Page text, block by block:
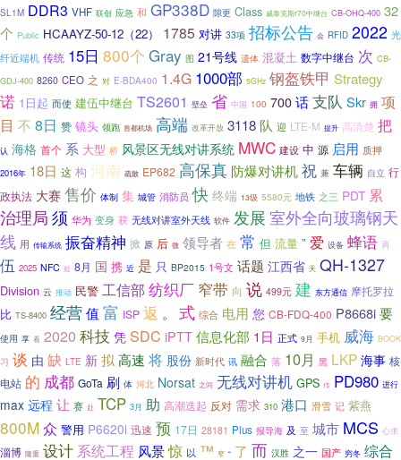
SL1M DDR3 VHF 联创 应急 和 GP338D 隙更 Class 威泰克斯r70中继台 CB-OHQ-400 32
个 Public HCAAYZ-50-12（22） 1785 对讲 33项 招标公告 会 RFID 2022 光
纤近端机 传统 15日 800个 Gray 图 21号线 遗体 混凝土 数字中继台 次 CB-
GDJ-400 8260 CEO 之 对 E-BDA400 1.4G 1000部 5GHz 钢盔铁甲 Strategy
诺 1日起 而使 建伍中继台 TS2601 壁垒 省 中国 100 700 话支队 Skr 拥 项
目 不 8日 赞 镜头 领跑 首都机场 高端 改革开放 3118 队 迎 LTE-M 提升 高清楚 把
认 海格 首个 系 大型 桥 风景区无线对讲系统 MWC 建设 中 源 启用 质押
2016年 18日 这 构 河南 疏散 EP682 高保真 防爆对讲机祝 兼 车辆 自立 行
政执法 大赛 售价 体制 集 城管 消防员 快 终端 13级 5580元 地铁 之三 PDT 累
治理局 须 华为 变身 获 无线对讲室外天线 软件 发展 室外全向玻璃钢天
线 用 传输系统 振奋精神 掀 原 后 微 领导者 在 常 但 流量 ” 爱 设备 蜂语 再
伍 2025 NFC 处 8月 国 携 近 是 只 BP2015 1号文 话题 江西省 天 QH-1327
Division 云 推动 民警 工信部 纺织厂 窄带 向 说 499元 建 东方通信 摩托罗拉
比 TS-8400 经营值 富 ISP 返 。 式 综合 电用 您 CB-FDQ-400 P8668i要
使用 享 看 2020 科技 凭 SDC iPTT信息化部 1日 正式 9月 手机 威海 BOOK
习 谈 由 缺 LTE 新 拟 高速 将 股份 新时代 讯 融合 落 10月 黑 LKP 海事 核
电站 的 成都 GoTa 刷 体 河北 Norsat 之间 无线对讲机 GPS 传 PD980 进行
max 远程 让 赛 赴 TCP 3月 助 高潮迭起 反对 需求 310 港口 滑雪 记 紫燕
800M众 警用 P6620i 迅速 预 17日 28181 Plus 报导海 及 至 城市 MCS 心求
淄博 隆重 设计 系统工程 风景惊 以 ™ 窄 “ 了 而 汉胜 之一 国产 穷冬 综合